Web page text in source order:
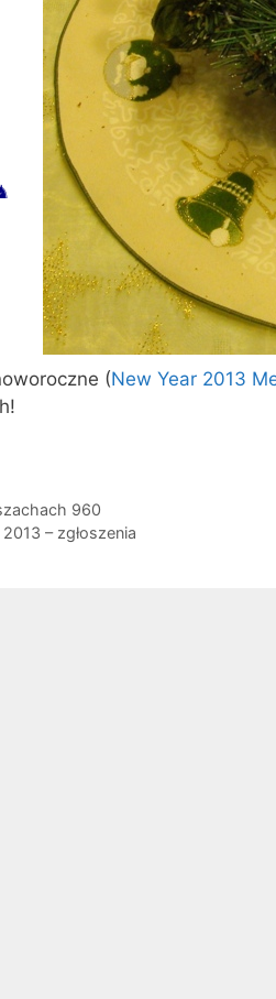
(New Year 2013
960
– zgłoszenia